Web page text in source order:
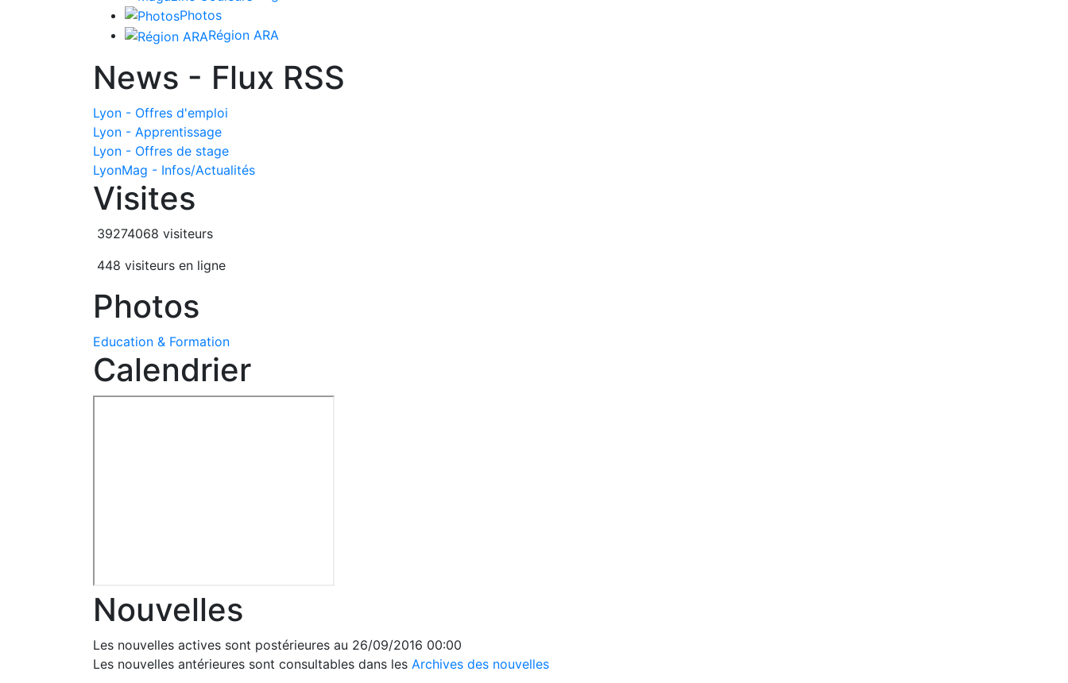
Photos
Région ARA
News - Flux RSS
Lyon - Offres d'emploi
Lyon - Apprentissage
Lyon - Offres de stage
LyonMag - Infos/Actualités
Visites
39274068 visiteurs
448 visiteurs en ligne
Photos
Education & Formation
Calendrier
Nouvelles
Les nouvelles actives sont postérieures au 26/09/2016 00:00
Les nouvelles antérieures sont consultables dans les Archives des nouvelles